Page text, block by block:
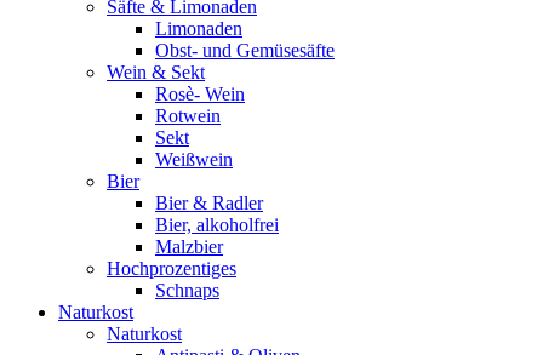
Säfte & Limonaden
Limonaden
Obst- und Gemüsesäfte
Wein & Sekt
Rosè- Wein
Rotwein
Sekt
Weißwein
Bier
Bier & Radler
Bier, alkoholfrei
Malzbier
Hochprozentiges
Schnaps
Naturkost
Naturkost